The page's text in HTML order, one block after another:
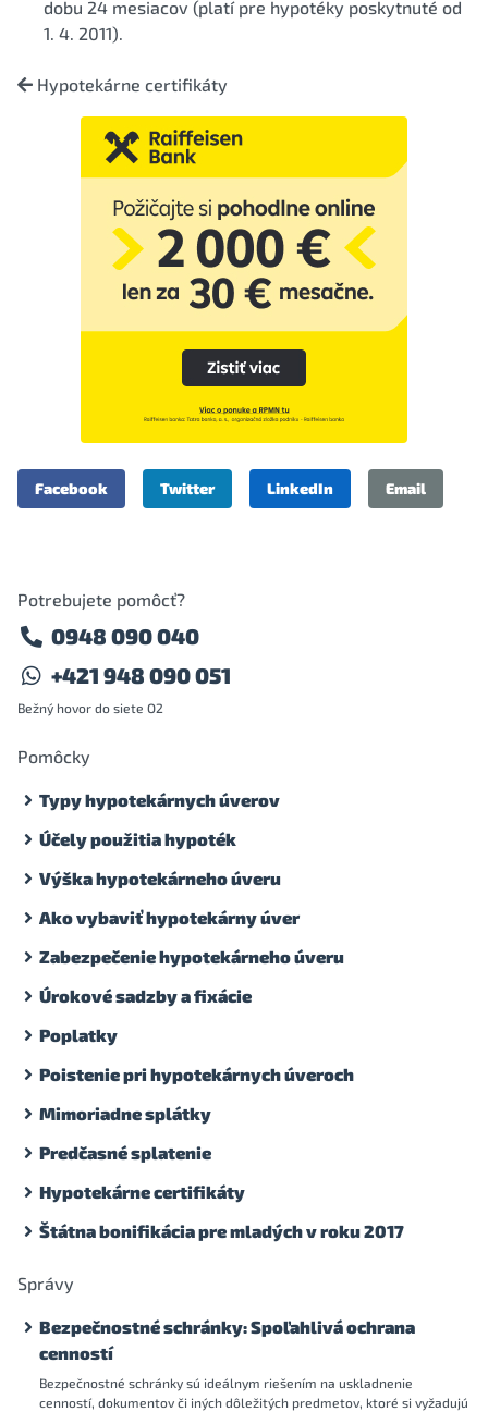
dobu 24 mesiacov (platí pre hypotéky poskytnuté od
1. 4. 2011).
Hypotekárne certifikáty
Facebook Twitter LinkedIn Email
Potrebujete pomôcť?
0948 090 040
+421 948 090 051
Bežný hovor do siete O2
Pomôcky
Typy hypotekárnych úverov
Účely použitia hypoték
Výška hypotekárneho úveru
Ako vybaviť hypotekárny úver
Zabezpečenie hypotekárneho úveru
Úrokové sadzby a fixácie
Poplatky
Poistenie pri hypotekárnych úveroch
Mimoriadne splátky
Predčasné splatenie
Hypotekárne certifikáty
Štátna bonifikácia pre mladých v roku 2017
Správy
Bezpečnostné schránky: Spoľahlivá ochrana
cenností
Bezpečnostné schránky sú ideálnym riešením na uskladnenie
cenností, dokumentov či iných dôležitých predmetov, ktoré si vyžadujú